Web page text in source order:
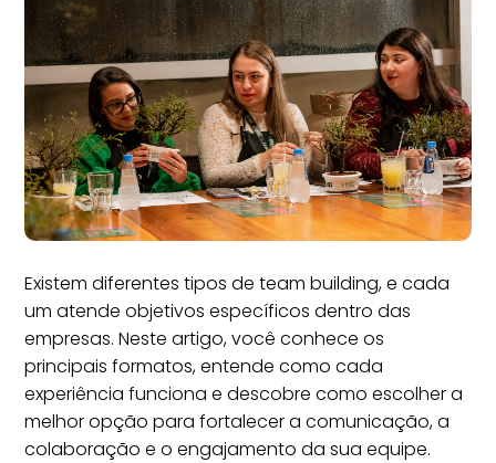
Existem diferentes tipos de team building, e cada
um atende objetivos específicos dentro das
empresas. Neste artigo, você conhece os
principais formatos, entende como cada
experiência funciona e descobre como escolher a
melhor opção para fortalecer a comunicação, a
colaboração e o engajamento da sua equipe.